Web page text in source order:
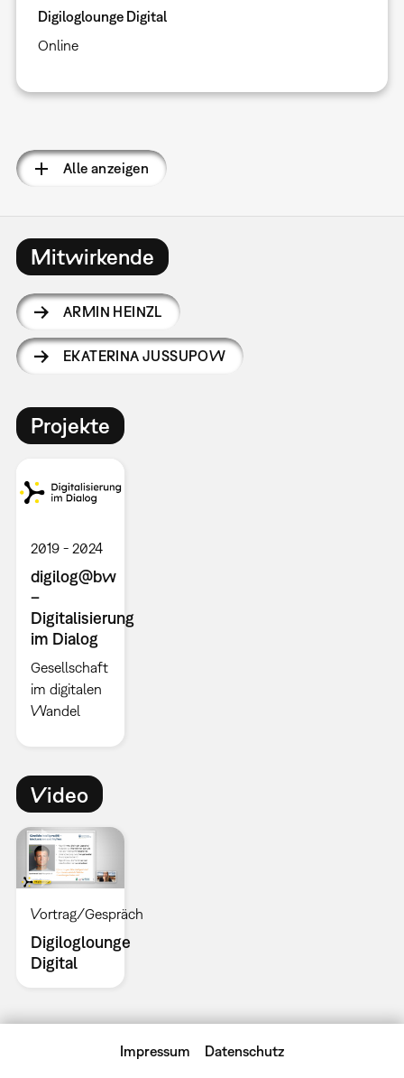
Digiloglounge Digital
Online
Alle anzeigen
Mitwirkende
ARMIN HEINZL
EKATERINA JUSSUPOW
Projekte
2019 2024
digilog@bw
–
Digitalisierung
im Dialog
Gesellschaft
im digitalen
Wandel
Video
Vortrag/Gespräch
Digiloglounge
Digital
Impressum Datenschutz